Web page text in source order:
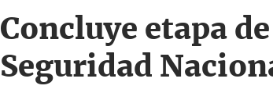
Concluye etapa
Seguridad